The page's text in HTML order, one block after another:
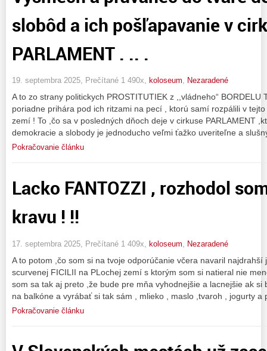
slobôd a ich pošľapavanie v
PARLAMENT . .. .
19. septembra 2025, Prečítané 1 490x, koloseum, Nezaradené
A to zo strany politickych PROSTITUTIEK z ,,vládneho“ BORDELU
poriadne prihára pod ich ritzami na pecí , ktorú samí rozpálili v
zemí ! To ,čo sa v posledných dňoch deje v cirkuse PARLAMENT
demokracie a slobody je jednoducho veľmi ťažko uveriteľne a
Pokračovanie článku
Lacko FANTOZZI , rozhodol
kravu ! !!
17. septembra 2025, Prečítané 1 409x, koloseum Nezaradené
A to potom ,čo som si na tvoje odporúčanie včera navaril najdrahší
scurvenej FICILII na PLochej zemí s ktorým som si natieral nie
som sa tak aj preto ,že bude pre mňa vyhodnejšie a lacnejšie ak
na balkóne a vyrábať si tak sám , mlieko , maslo ,tvaroh , jogurty
Pokračovanie článku